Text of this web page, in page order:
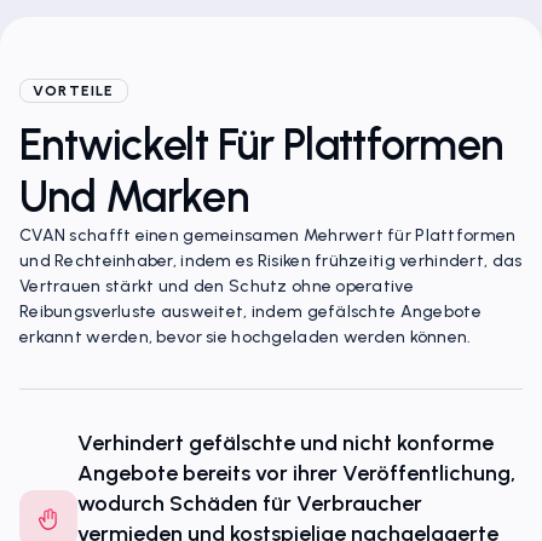
Dem Hochladen
VORTEILE
Entwickelt Für Plattformen
Und Marken
CVAN schafft einen gemeinsamen Mehrwert für Plattformen
und Rechteinhaber, indem es Risiken frühzeitig verhindert, das
Vertrauen stärkt und den Schutz ohne operative
Reibungsverluste ausweitet, indem gefälschte Angebote
erkannt werden, bevor sie hochgeladen werden können.
Verhindert gefälschte und nicht konforme
Angebote bereits vor ihrer Veröffentlichung,
wodurch Schäden für Verbraucher
vermieden und kostspielige nachgelagerte